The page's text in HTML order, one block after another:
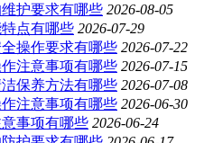
护要求有哪些 2026-08-05
点有哪些 2026-07-29
操作要求有哪些 2026-07-22
注意事项有哪些 2026-07-15
保养方法有哪些 2026-07-08
注意事项有哪些 2026-06-30
事项有哪些 2026-06-24